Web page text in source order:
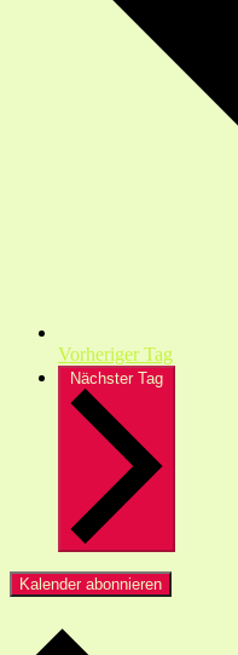
Vorheriger Tag
Nächster Tag
Kalender abonnieren